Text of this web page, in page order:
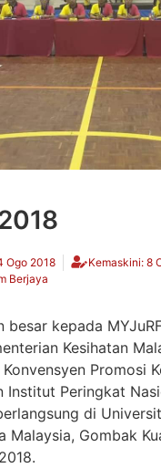
Ogo 2018
Kemaskini: 8
Berjaya
besar kepada
Kesihatan
Promosi
Institut Peringkat
di
Malaysia, Gombak